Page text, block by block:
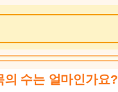
수는 얼마인가요?